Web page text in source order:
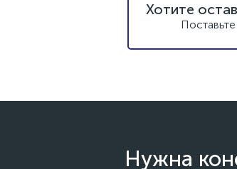
Хотите
Нужна